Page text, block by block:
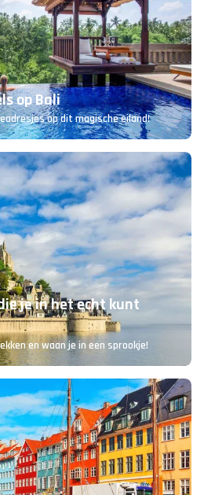
op Bali
op dit magische eiland!
je in het echt kunt
en waan je in een sprookje!